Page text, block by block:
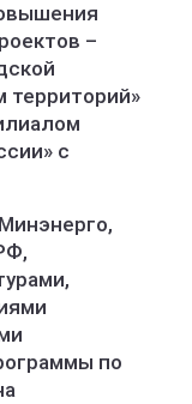
–
территорий»
с
по